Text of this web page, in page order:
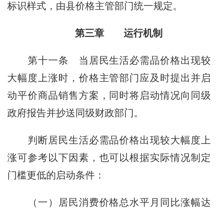
标识样式，由县价格主管部门统一规定。
第三章 运行机制
第十一条 当居民生活必需品价格出现较
大幅度上涨时，价格主管部门应及时提出并启
动平价商品销售方案，同时将启动情况向同级
政府报告并抄送同级财政部门。
判断居民生活必需品价格出现较大幅度上
涨可参考以下因素，也可以根据实际情况制定
门槛更低的启动条件：
（一）居民消费价格总水平月同比涨幅达